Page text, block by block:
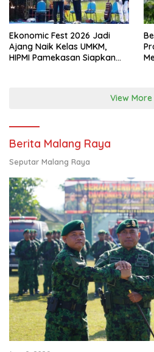
Ekonomic Fest 2026 Jadi
Ajang Naik Kelas UMKM,
HIPMI Pamekasan Siapkan
View More
Berita Malang Raya
Seputar Malang Raya